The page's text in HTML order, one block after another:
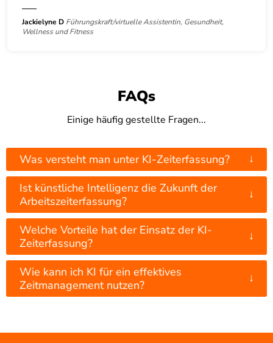
Jackielyne D Führungskraft/virtuelle Assistentin, Gesundheit,
Wellness und Fitness
FAQs
Einige häufig gestellte Fragen...
Was versteht man unter KI-Zeiterfassung? ↓
Ist künstliche Intelligenz die Zukunft der
Arbeitszeiterfassung?
↓
Welche Vorteile hat der Einsatz der KI-
Zeiterfassung?
↓
Wie kann ich KI für ein effektives
Zeitmanagement nutzen?
↓